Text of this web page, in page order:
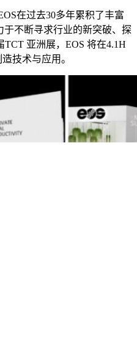
在过去30多年累积了丰富
于不断寻求行业的新突破、探
亚洲展，EOS 将在4.1H
技术与应用。